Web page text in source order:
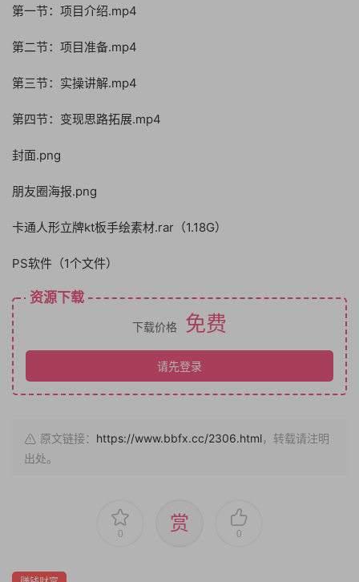
第一节：项目介绍.mp4
第二节：项目准备.mp4
第三节：实操讲解.mp4
第四节：变现思路拓展.mp4
封面.png
朋友圈海报.png
卡通人形立牌kt板手绘素材.rar（1.18G）
PS软件（1个文件）
资源下载
下载价格 免费
请先登录
原文链接： https://www.bbfx.cc/2306.html，转载请注明
出处。
0 赏 0